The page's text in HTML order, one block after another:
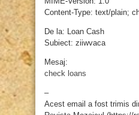
Content-Type: text/plain;
De la: Loan Cash
Subiect: ziiwvaca
Mesaj:
check loans
–
Acest email a fost trimis